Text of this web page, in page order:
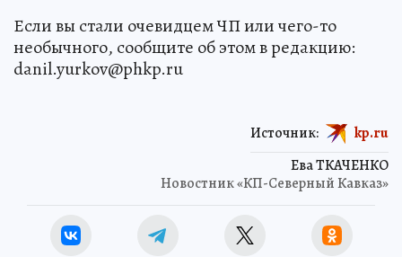
Если вы стали очевидцем ЧП или чего-то
необычного, сообщите об этом в редакцию:
danil.yurkov@phkp.ru
Ева ТКАЧЕНКО
Новостник «КП-Северный Кавказ»
Источник: kp.ru